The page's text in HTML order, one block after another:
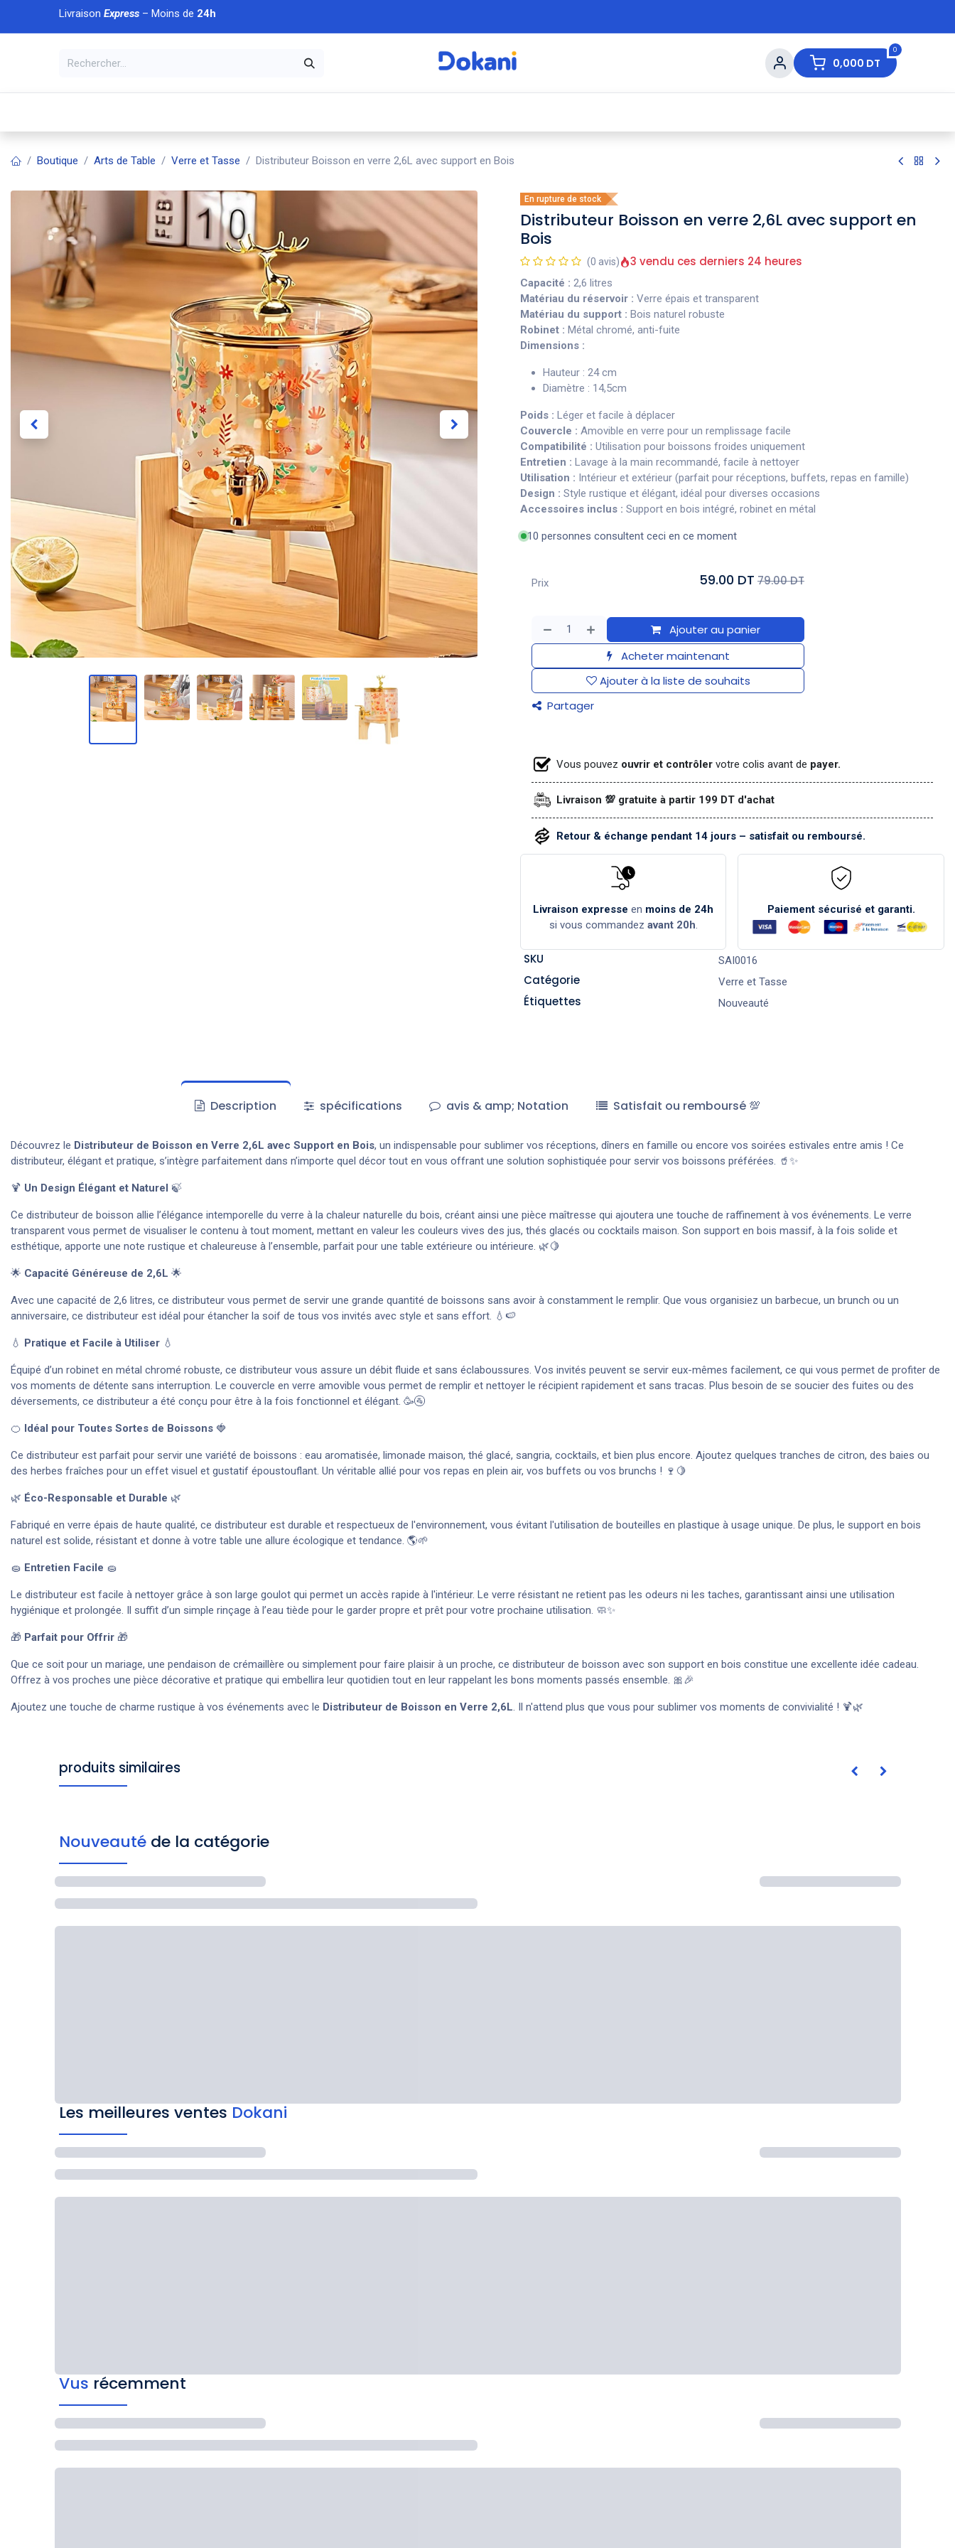
Se rendre au contenu
Livraison Express– Moins de 24h
0
0,000 DT
À DÉCOUVRIR
Boutique Arts de Table Verre et Tasse Distributeur Boisson en verre 2,6L avec support en Bois
En rupture de stock
Distributeur Boisson en verre 2,6L avec support en
Bois
(0 avis) 3 vendu ces derniers 24 heures
Capacité : 2,6 litres
Matériau du réservoir : Verre épais et transparent
Matériau du support : Bois naturel robuste
Robinet : Métal chromé, anti-fuite
Dimensions :
Hauteur : 24 cm
Diamètre : 14,5cm
Poids : Léger et facile à déplacer
Couvercle : Amovible en verre pour un remplissage facile
Compatibilité : Utilisation pour boissons froides uniquement
Entretien : Lavage à la main recommandé, facile à nettoyer
Utilisation : Intérieur et extérieur (parfait pour réceptions, buffets, repas en famille)
Design : Style rustique et élégant, idéal pour diverses occasions
Accessoires inclus : Support en bois intégré, robinet en métal
10 personnes consultent ceci en ce moment
Ajouter au panier
Acheter maintenant
Ajouter à la liste de souhaits
Partager
Prix 59.00 DT 79.00 DT
Vous pouvez ouvrir et contrôler votre colis avant de payer.
Livraison 💯 gratuite à partir 199 DT d'achat
Retour & échange pendant 14 jours – satisfait ou remboursé.
Livraison expresse en moins de 24h
si vous commandez avant 20h.
Paiement sécurisé et garanti.
SKU SAI0016
Catégorie Verre et Tasse
Étiquettes Nouveauté
Description spécifications avis & amp; Notation Satisfait ou remboursé 💯
Découvrez le Distributeur de Boisson en Verre 2,6L avec Support en Bois, un indispensable pour sublimer vos réceptions, dîners en famille ou encore vos soirées estivales entre amis ! Ce
distributeur, élégant et pratique, s’intègre parfaitement dans n’importe quel décor tout en vous offrant une solution sophistiquée pour servir vos boissons préférées. 🥤✨
🍹 Un Design Élégant et Naturel 🍃
Ce distributeur de boisson allie l’élégance intemporelle du verre à la chaleur naturelle du bois, créant ainsi une pièce maîtresse qui ajoutera une touche de raffinement à vos événements. Le verre
transparent vous permet de visualiser le contenu à tout moment, mettant en valeur les couleurs vives des jus, thés glacés ou cocktails maison. Son support en bois massif, à la fois solide et
esthétique, apporte une note rustique et chaleureuse à l’ensemble, parfait pour une table extérieure ou intérieure. 🌿🍋
🌟 Capacité Généreuse de 2,6L 🌟
Avec une capacité de 2,6 litres, ce distributeur vous permet de servir une grande quantité de boissons sans avoir à constamment le remplir. Que vous organisiez un barbecue, un brunch ou un
anniversaire, ce distributeur est idéal pour étancher la soif de tous vos invités avec style et sans effort. 💧🍉
💧 Pratique et Facile à Utiliser 💧
Équipé d’un robinet en métal chromé robuste, ce distributeur vous assure un débit fluide et sans éclaboussures. Vos invités peuvent se servir eux-mêmes facilement, ce qui vous permet de profiter de
vos moments de détente sans interruption. Le couvercle en verre amovible vous permet de remplir et nettoyer le récipient rapidement et sans tracas. Plus besoin de se soucier des fuites ou des
déversements, ce distributeur a été conçu pour être à la fois fonctionnel et élégant. 🥳🚰
🍊 Idéal pour Toutes Sortes de Boissons 🍓
Ce distributeur est parfait pour servir une variété de boissons : eau aromatisée, limonade maison, thé glacé, sangria, cocktails, et bien plus encore. Ajoutez quelques tranches de citron, des baies ou
des herbes fraîches pour un effet visuel et gustatif époustouflant. Un véritable allié pour vos repas en plein air, vos buffets ou vos brunchs ! 🍷🍋
🌿 Éco-Responsable et Durable 🌿
Fabriqué en verre épais de haute qualité, ce distributeur est durable et respectueux de l'environnement, vous évitant l'utilisation de bouteilles en plastique à usage unique. De plus, le support en bois
naturel est solide, résistant et donne à votre table une allure écologique et tendance. 🌎🌱
🧽 Entretien Facile 🧽
Le distributeur est facile à nettoyer grâce à son large goulot qui permet un accès rapide à l'intérieur. Le verre résistant ne retient pas les odeurs ni les taches, garantissant ainsi une utilisation
hygiénique et prolongée. Il suffit d’un simple rinçage à l’eau tiède pour le garder propre et prêt pour votre prochaine utilisation. 🧼✨
🎁 Parfait pour Offrir 🎁
Que ce soit pour un mariage, une pendaison de crémaillère ou simplement pour faire plaisir à un proche, ce distributeur de boisson avec son support en bois constitue une excellente idée cadeau.
Offrez à vos proches une pièce décorative et pratique qui embellira leur quotidien tout en leur rappelant les bons moments passés ensemble. 🎀🎉
Ajoutez une touche de charme rustique à vos événements avec le Distributeur de Boisson en Verre 2,6L. Il n'attend plus que vous pour sublimer vos moments de convivialité ! 🍹🌿
produits similaires
Nouveauté de la catégorie
Les meilleures ventes Dokani
Vus récemment